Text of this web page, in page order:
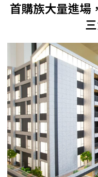
首購族大量進場